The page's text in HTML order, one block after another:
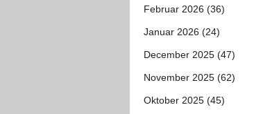
Februar 2026 (36)
Januar 2026 (24)
December 2025 (47)
November 2025 (62)
Oktober 2025 (45)